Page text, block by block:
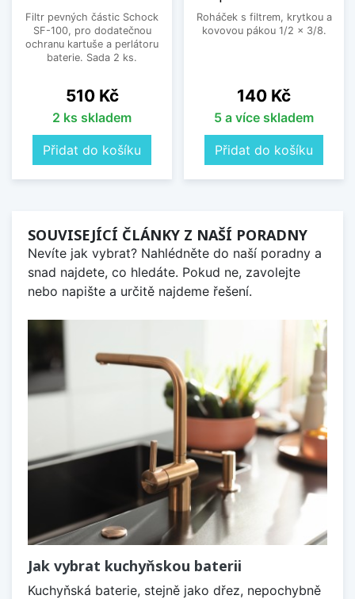
Filtr pevných částic Schock
SF-100, pro dodatečnou
ochranu kartuše a perlátoru
baterie. Sada 2 ks.
Cena
510 Kč
2 ks skladem
Přidat do košíku
Roháček s filtrem, krytkou a
kovovou pákou 1/2 x 3/8.
Cena
140 Kč
5 a více skladem
Přidat do košíku
SOUVISEJÍCÍ ČLÁNKY Z NAŠÍ PORADNY
Nevíte jak vybrat? Nahlédněte do naší poradny a
snad najdete, co hledáte. Pokud ne, zavolejte
nebo napište a určitě najdeme řešení.
Jak vybrat kuchyňskou baterii
Kuchyňská baterie, stejně jako dřez, nepochybně